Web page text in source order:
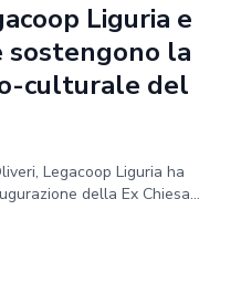
Liguria e
sostengono la
culturale del
Legacoop Liguria ha
della Ex Chiesa...